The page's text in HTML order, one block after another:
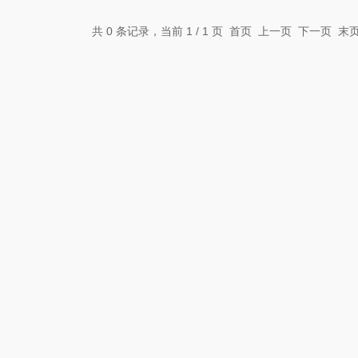
共 0 条记录，当前 1 / 1 页 首页 上一页 下一页 末